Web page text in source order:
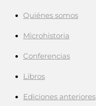
Quiénes somos
Microhistoria
Conferencias
Libros
Ediciones anteriores